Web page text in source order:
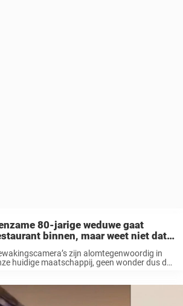
80-jarige weduwe gaat
binnen, maar weet niet dat
mannen haar aanstaren
zijn alomtegenwoordig in
huidige maatschappij, geen wonder dus dat
Of tenminste, op plaatsen waar
samenkomen. Het ...